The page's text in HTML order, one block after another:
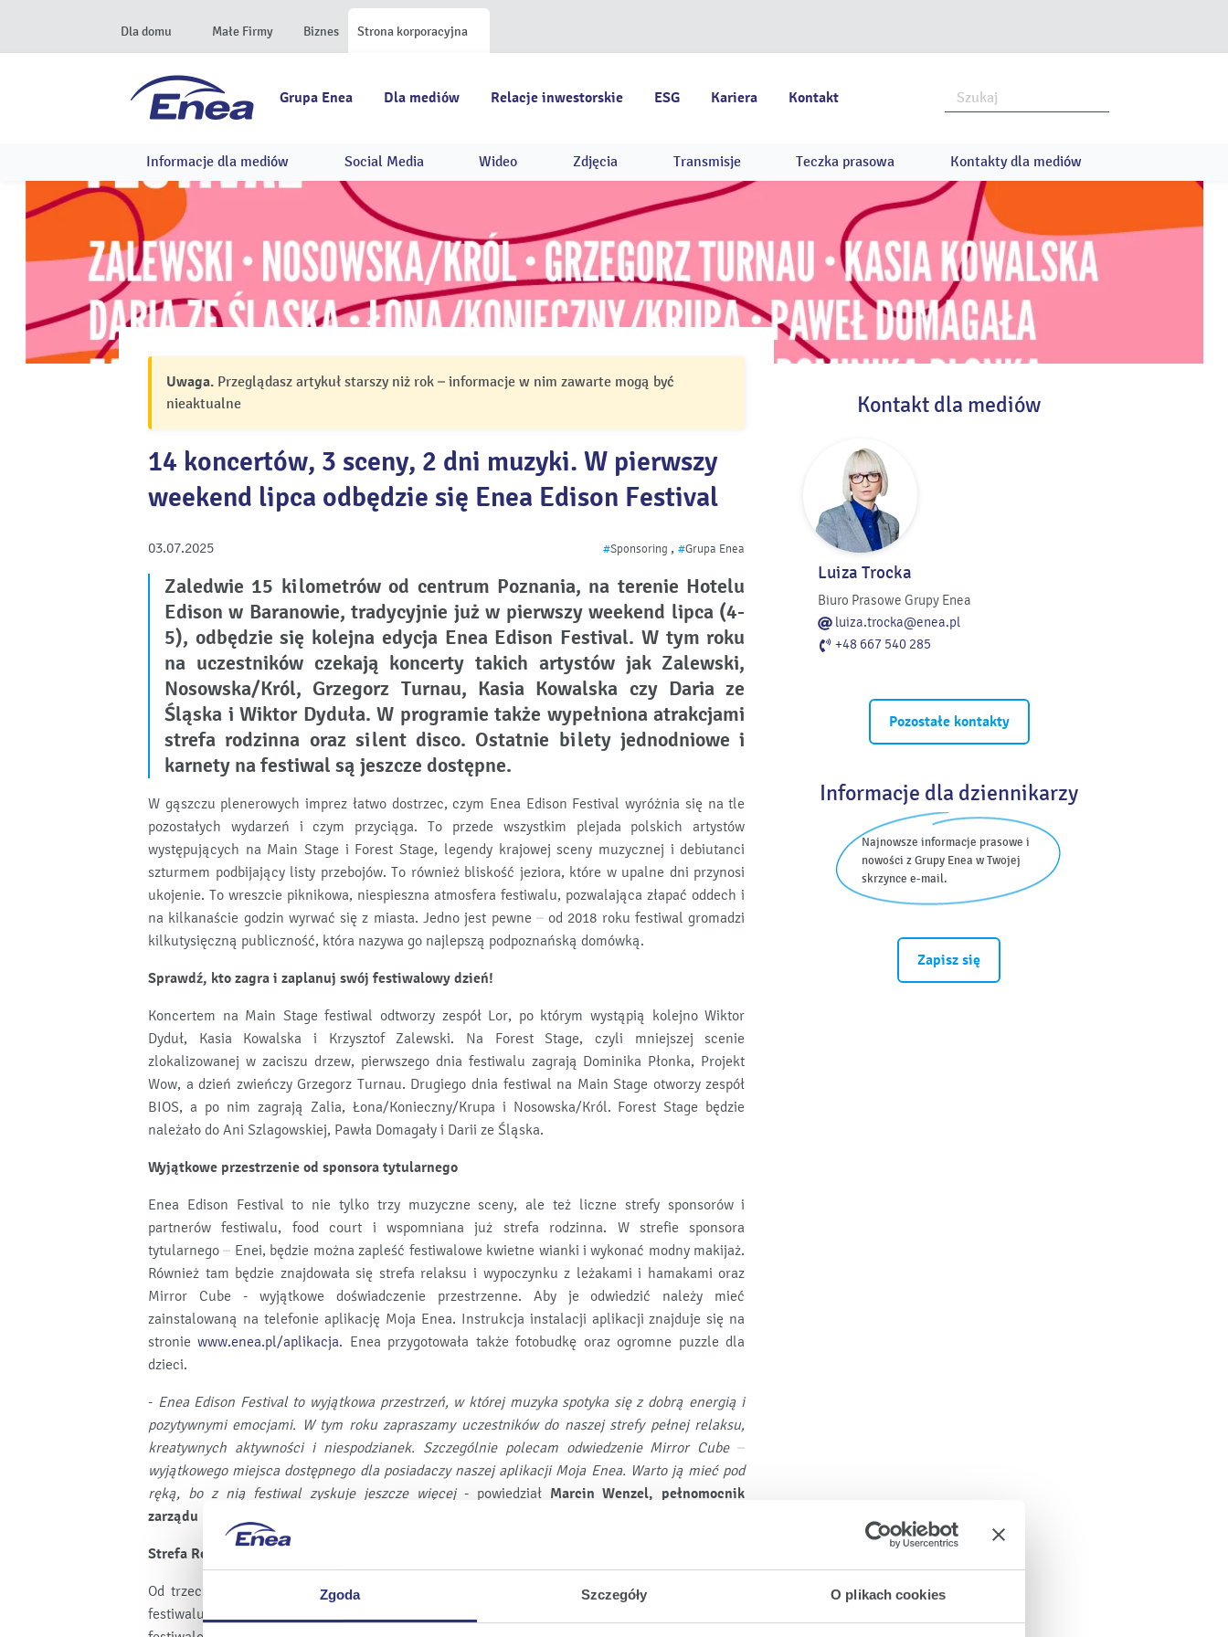
Zgoda Szczegóły O plikach cookies
Dla domu Małe Firmy Biznes Strona korporacyjna
Grupa Enea Dla mediów Relacje inwestorskie ESG Kariera Kontakt
Informacje dla mediów Social Media Wideo Zdjęcia Transmisje Teczka prasowa Kontakty dla mediów
Uwaga. Przeglądasz artykuł starszy niż rok – informacje w nim zawarte mogą być
nieaktualne
14 koncertów, 3 sceny, 2 dni muzyki. W pierwszy
weekend lipca odbędzie się Enea Edison Festival
03.07.2025 #Sponsoring ,#Grupa Enea
Zaledwie 15 kilometrów od centrum Poznania, na terenie Hotelu
Edison w Baranowie, tradycyjnie już w pierwszy weekend lipca (4-
5), odbędzie się kolejna edycja Enea Edison Festival. W tym roku
na uczestników czekają koncerty takich artystów jak Zalewski,
Nosowska/Król, Grzegorz Turnau, Kasia Kowalska czy Daria ze
Śląska i Wiktor Dyduła. W programie także wypełniona atrakcjami
strefa rodzinna oraz silent disco. Ostatnie bilety jednodniowe i
karnety na festiwal są jeszcze dostępne.
W gąszczu plenerowych imprez łatwo dostrzec, czym Enea Edison Festival wyróżnia się na tle
pozostałych wydarzeń i czym przyciąga. To przede wszystkim plejada polskich artystów
występujących na Main Stage i Forest Stage, legendy krajowej sceny muzycznej i debiutanci
szturmem podbijający listy przebojów. To również bliskość jeziora, które w upalne dni przynosi
ukojenie. To wreszcie piknikowa, niespieszna atmosfera festiwalu, pozwalająca złapać oddech i
na kilkanaście godzin wyrwać się z miasta. Jedno jest pewne – od 2018 roku festiwal gromadzi
kilkutysięczną publiczność, która nazywa go najlepszą podpoznańską domówką.
Sprawdź, kto zagra i zaplanuj swój festiwalowy dzień!
Koncertem na Main Stage festiwal odtworzy zespół Lor, po którym wystąpią kolejno Wiktor
Dyduł, Kasia Kowalska i Krzysztof Zalewski. Na Forest Stage, czyli mniejszej scenie
zlokalizowanej w zaciszu drzew, pierwszego dnia festiwalu zagrają Dominika Płonka, Projekt
Wow, a dzień zwieńczy Grzegorz Turnau. Drugiego dnia festiwal na Main Stage otworzy zespół
BIOS, a po nim zagrają Zalia, Łona/Konieczny/Krupa i Nosowska/Król. Forest Stage będzie
należało do Ani Szlagowskiej, Pawła Domagały i Darii ze Śląska.
Wyjątkowe przestrzenie od sponsora tytularnego
Enea Edison Festival to nie tylko trzy muzyczne sceny, ale też liczne strefy sponsorów i
partnerów festiwalu, food court i wspomniana już strefa rodzinna. W strefie sponsora
tytularnego – Enei, będzie można zapleść festiwalowe kwietne wianki i wykonać modny makijaż.
Również tam będzie znajdowała się strefa relaksu i wypoczynku z leżakami i hamakami oraz
Mirror Cube - wyjątkowe doświadczenie przestrzenne. Aby je odwiedzić należy mieć
zainstalowaną na telefonie aplikację Moja Enea. Instrukcja instalacji aplikacji znajduje się na
stroniewww.enea.pl/aplikacja. Enea przygotowała także fotobudkę oraz ogromne puzzle dla
dzieci.
- Enea Edison Festival to wyjątkowa przestrzeń, w której muzyka spotyka się z dobrą energią i
pozytywnymi emocjami. W tym roku zapraszamy uczestników do naszej strefy pełnej relaksu,
kreatywnych aktywności i niespodzianek. Szczególnie polecam odwiedzenie Mirror Cube –
wyjątkowego miejsca dostępnego dla posiadaczy naszej aplikacji Moja Enea. Warto ją mieć pod
ręką, bo z nią festiwal zyskuje jeszcze więcej- powiedział Marcin Wenzel, pełnomocnik
zarządu Enei ds. sponsoringu
Strefa Rodzinna z morzem atrakcji dla najmłodszych!
Od trzech lat współtworzona wspólnie z Gminą Tarnowo Podgórne, partnerem i przyjacielem
festiwalu, strefa rodzinna swoimi atrakcjami przyciąga i wciąga do zabawy najmłodszych
Kontakt dla mediów
Luiza Trocka
Biuro Prasowe Grupy Enea
luiza.trocka@enea.pl
+48 667 540 285
Pozostałe kontakty
Informacje dla dziennikarzy
Najnowsze informacje prasowe i
nowości z Grupy Enea w Twojej
skrzynce e-mail.
Zapisz się